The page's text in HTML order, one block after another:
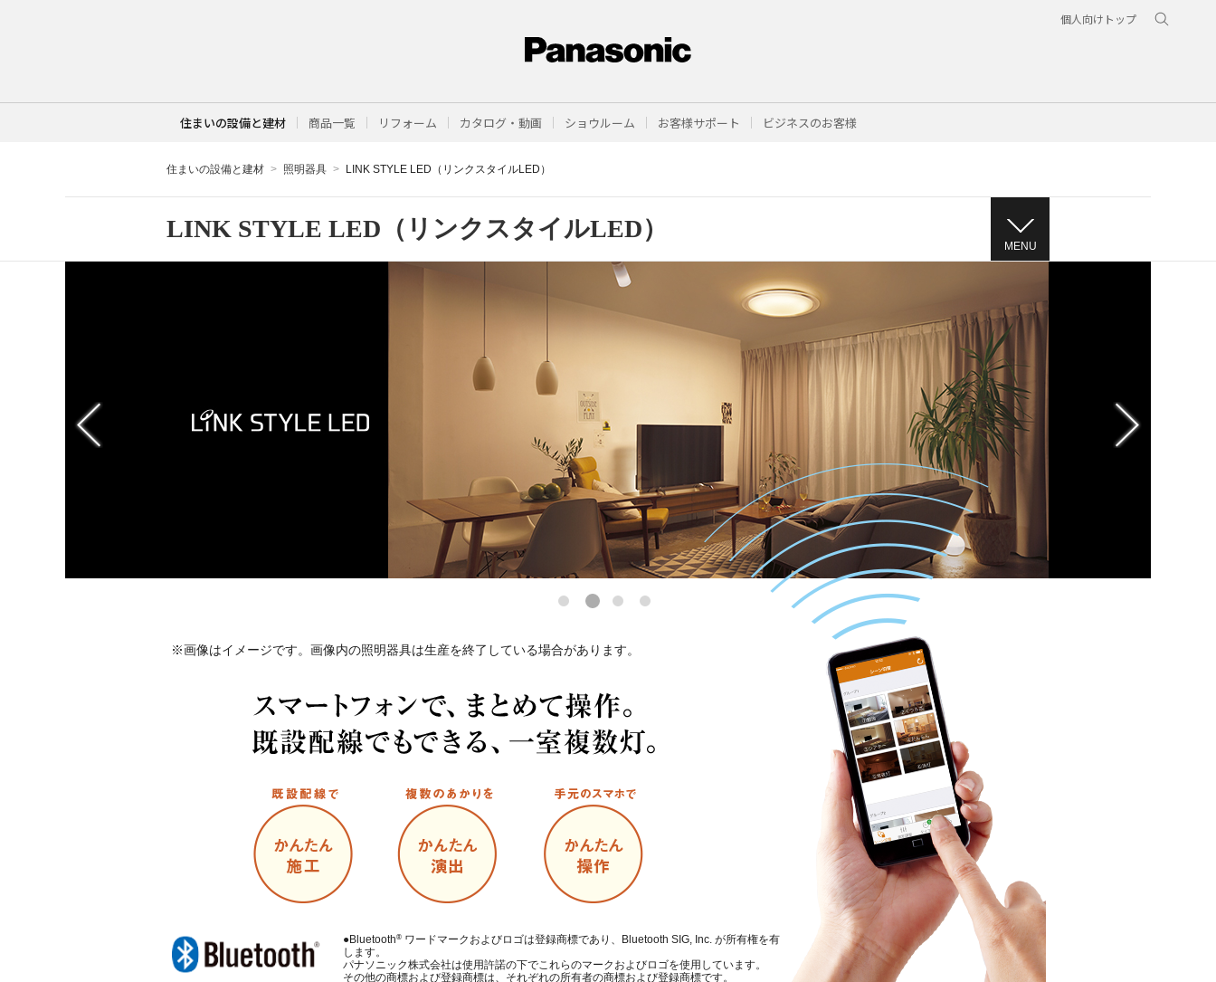
個人向けトップ
住まいの設備と建材 商品一覧 リフォーム カタログ・動画 ショウルーム お客様サポート ビジネスのお客様
住まいの設備と建材 照明器具 LINK STYLE LED（リンクスタイルLED）
LINK STYLE LED （リンクスタイルLED）
MENU
※画像はイメージです。画像内の照明器具は生産を終了している場合があります。
●Bluetooth®ワードマークおよびロゴは登録商標であり、Bluetooth SIG, Inc. が所有権を有
します。
パナソニック株式会社は使用許諾の下でこれらのマークおよびロゴを使用しています。
その他の商標および登録商標は、それぞれの所有者の商標および登録商標です。